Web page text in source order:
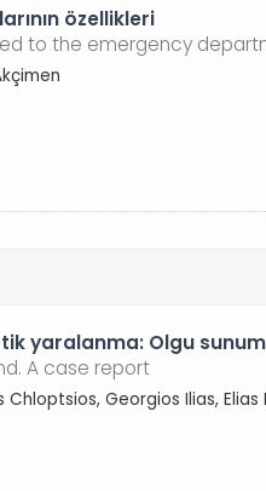
özellikleri
to the emergency
yaralanma: Olgu
A case report
Chloptsios, Georgios Ilias,